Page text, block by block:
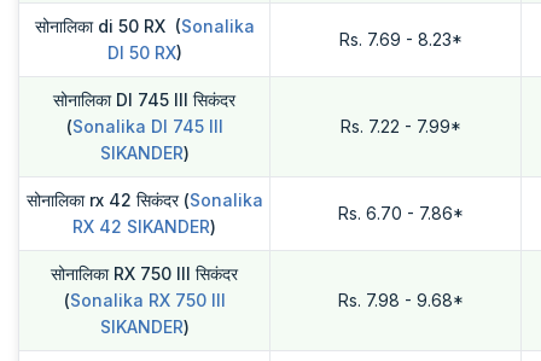
सोनालिका di 50 RX (Sonalika
DI 50 RX)
Rs. 7.69 - 8.23*
सोनालिका DI 745 III सिकंदर
(Sonalika DI 745 III
SIKANDER)
Rs. 7.22 - 7.99*
सोनालिका rx 42 सिकंदर (Sonalika
RX 42 SIKANDER)
Rs. 6.70 - 7.86*
सोनालिका RX 750 III सिकंदर
(Sonalika RX 750 III
SIKANDER)
Rs. 7.98 - 9.68*